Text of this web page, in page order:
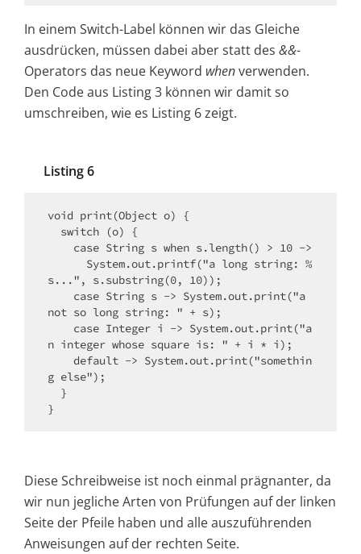
In einem Switch-Label können wir das Gleiche
ausdrücken, müssen dabei aber statt des &&-
Operators das neue Keyword whenverwenden.
Den Code aus Listing 3 können wir damit so
umschreiben, wie es Listing 6 zeigt.
Listing 6
void print(Object o) {
s...", s.substring(0, 10));
not so long string: " + s);
n integer whose square is: " + i * i);
g else");
}
Diese Schreibweise ist noch einmal prägnanter, da
wir nun jegliche Arten von Prüfungen auf der linken
Seite der Pfeile haben und alle auszuführenden
Anweisungen auf der rechten Seite.